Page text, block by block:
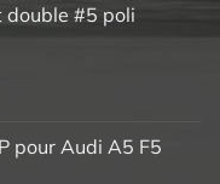
double #5 poli
pour Audi A5 F5